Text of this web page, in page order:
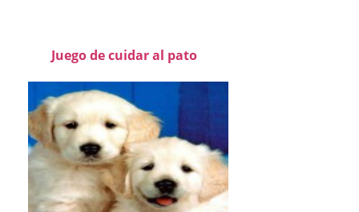
Juego de cuidar al pato